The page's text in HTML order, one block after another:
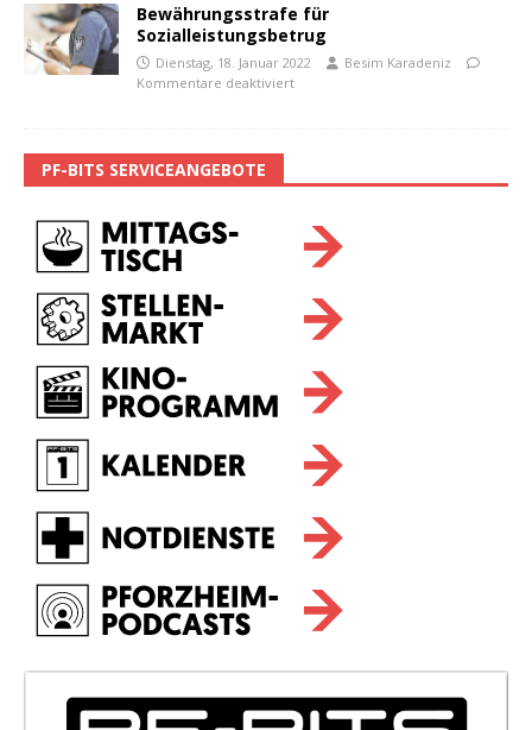
Bewährungsstrafe für
Sozialleistungsbetrug
Dienstag, 18. Januar 2022
Besim Karadeniz
Kommentare deaktiviert
PF-BITS SERVICEANGEBOTE